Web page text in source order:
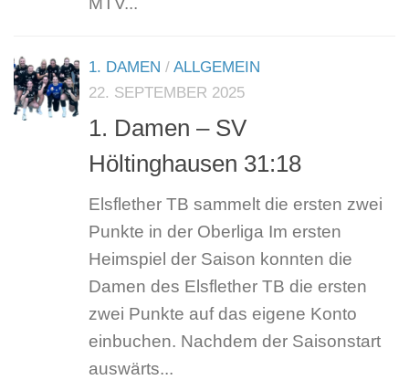
1. DAMEN / ALLGEMEIN
22. SEPTEMBER 2025
1. Damen – SV
Höltinghausen 31:18
Elsflether TB sammelt die ersten zwei
Punkte in der Oberliga Im ersten
Heimspiel der Saison konnten die
Damen des Elsflether TB die ersten
zwei Punkte auf das eigene Konto
einbuchen. Nachdem der Saisonstart
auswärts...